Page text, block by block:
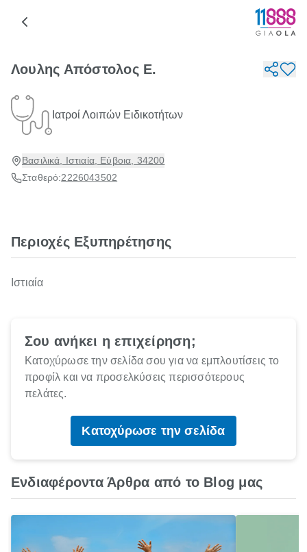
Λουλης Απόστολος Ε.
Ιατροί Λοιπών Ειδικοτήτων
Βασιλικά, Ιστιαία, Εύβοια, 34200
Σταθερό:2226043502
Περιοχές Εξυπηρέτησης
Ιστιαία
Σου ανήκει η επιχείρηση;
Κατοχύρωσε την σελίδα σου για να εμπλουτίσεις το
προφίλ και να προσελκύσεις περισσότερους
πελάτες.
Κατοχύρωσε την σελίδα
Ενδιαφέροντα Άρθρα από το Blog μας